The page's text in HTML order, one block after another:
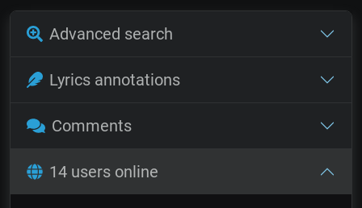
Advanced search
Lyrics annotations
Comments
14 users online